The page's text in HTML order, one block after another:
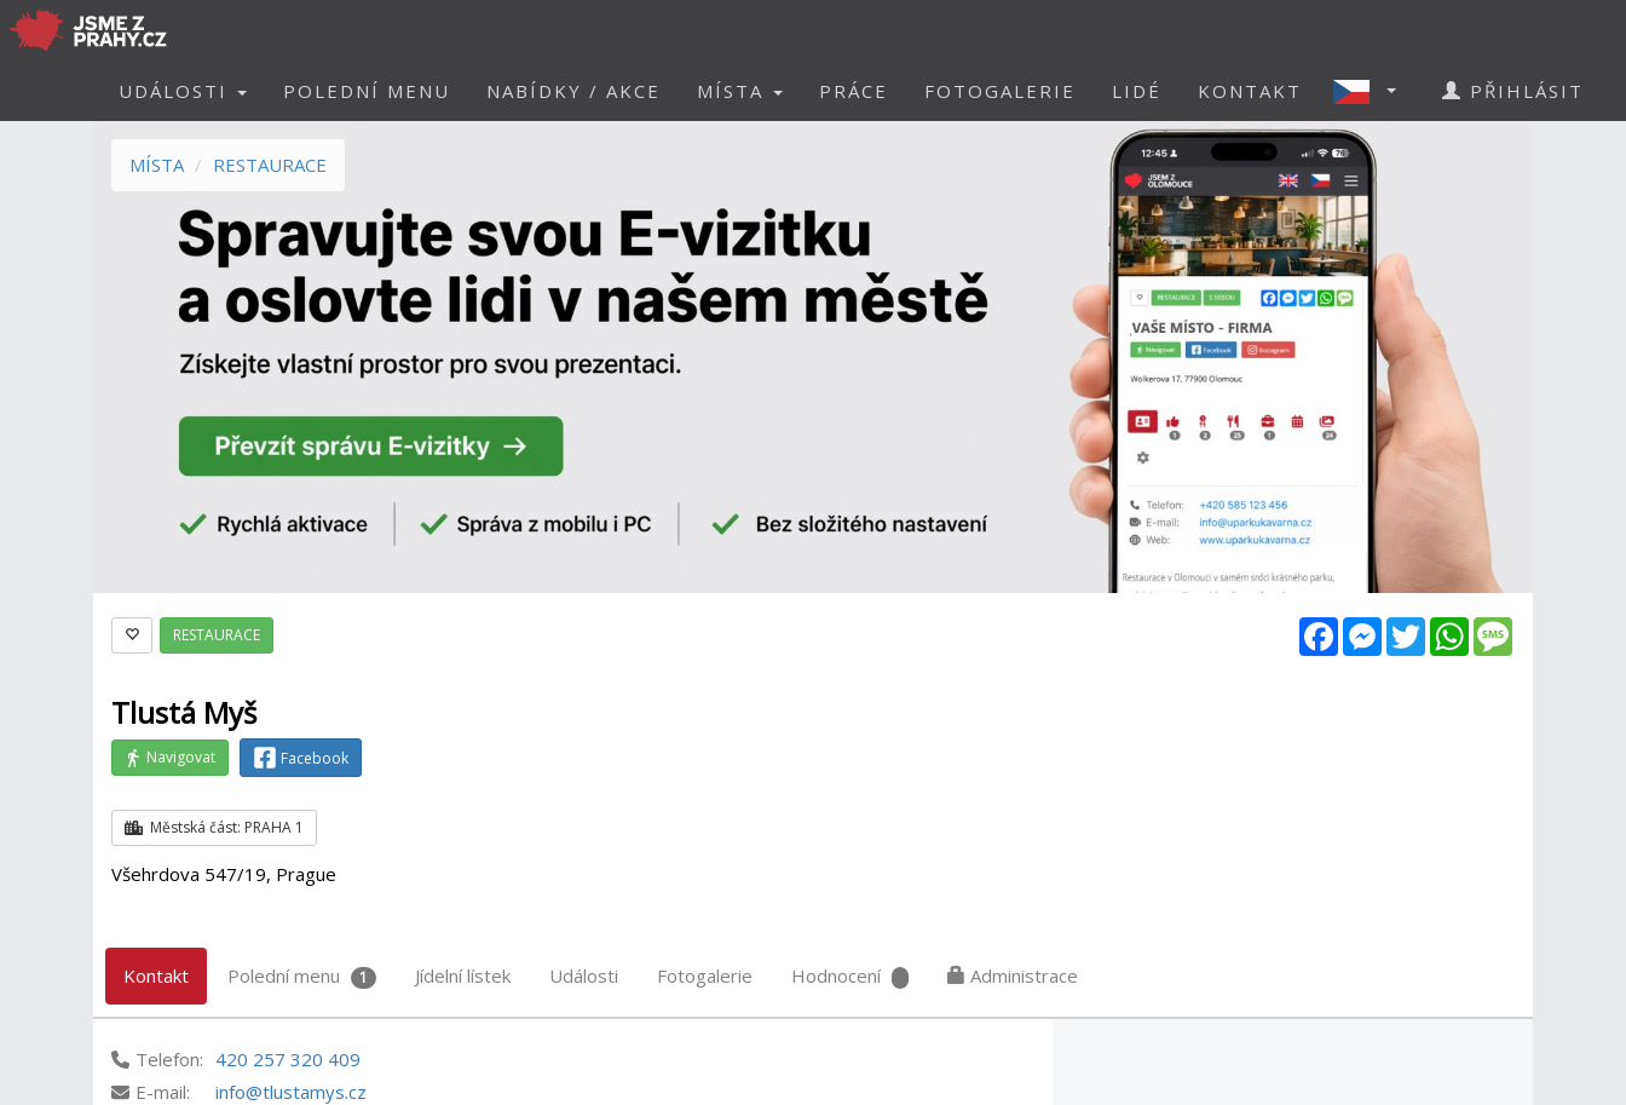
UDÁLOSTI POLEDNÍ MENU NABÍDKY / AKCE MÍSTA PRÁCE FOTOGALERIE LIDÉ KONTAKT PŘIHLÁSIT
MÍSTA RESTAURACE
FacebookMessenger
TwitterWhatsApp
RESTAURACE
Tlustá Myš
Navigovat Facebook
Městská část: PRAHA 1
Všehrdova 547/19, Prague
Kontakt Polední menu 1 Jídelní lístek Události Fotogalerie Hodnocení Administrace
Telefon: 420 257 320 409
E-mail:
info@tlustamys.cz